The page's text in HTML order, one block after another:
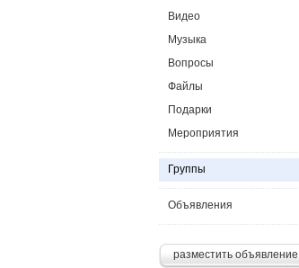
Видео
Музыка
Вопросы
Файлы
Подарки
Мероприятия
Группы
Объявления
разместить объявление